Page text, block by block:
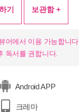
기 보관함 +
어에서 이용 가능합니다.
독서를 권합니다.
Android APP
크레마